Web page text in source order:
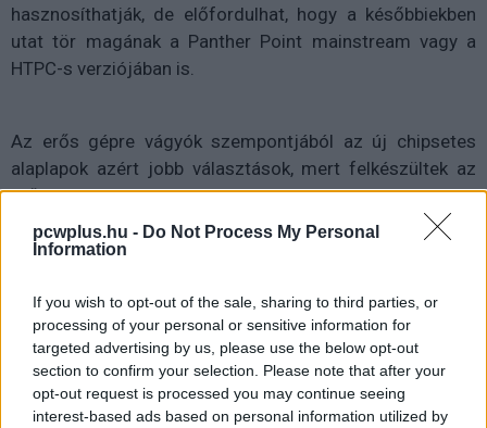
pcwplus.hu - Do Not Process My Personal
Information
If you wish to opt-out of the sale, sharing to third parties, or
processing of your personal or sensitive information for
targeted advertising by us, please use the below opt-out
section to confirm your selection. Please note that after your
opt-out request is processed you may continue seeing
interest-based ads based on personal information utilized by
hasznosíthatják, de előfordulhat, hogy a későbbiekben
utat tör magának a Panther Point mainstream vagy a
HTPC-s verziójában is.
Az erős gépre vágyók szempontjából az új chipsetes
alaplapok azért jobb választások, mert felkészültek az
erősebb memóriák meghajtására. Az új APU-val
kombinálva a rendszer könnyű szerrel kezeli a DDR3-
2800 memóriát is. A memória osztó hasonlóan működik
már a felhasználók nagyobb osztókkal is játszhatnak.
Ennek leginkább az új generációs processzor integrált
grafikusvezérlője örvendhet, mivel a jobb
memóriamoduloknak köszönhetően nagyobb
sávszélességgel rendelkezhet.